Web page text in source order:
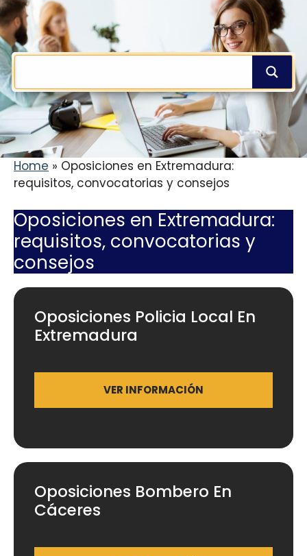
Home » Oposiciones en Extremadura:
requisitos, convocatorias y consejos
Oposiciones en Extremadura:
requisitos, convocatorias y
consejos
Oposiciones Policia Local En
Extremadura
VER INFORMACIÓN
Oposiciones Bombero En
Cáceres